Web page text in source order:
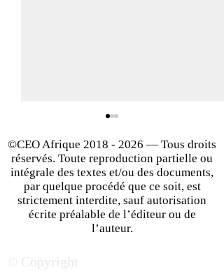
Le Nigeria : un Eldorado
ses fragilités structurelles
©CEO Afrique 2018 - 2026 — Tous droits
réservés. Toute reproduction partielle ou
intégrale des textes et/ou des documents,
par quelque procédé que ce soit, est
strictement interdite, sauf autorisation
écrite préalable de l’éditeur ou de
l’auteur.
© Copyright